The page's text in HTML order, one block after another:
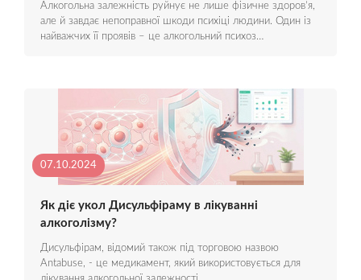
Алкогольна залежність руйнує не лише фізичне здоров’я,
але й завдає непоправної шкоди психіці людини. Один із
найважчих її проявів – це алкогольний психоз…
07.10.2024
Як діє укол Дисульфіраму в лікуванні
алкоголізму?
Дисульфірам, відомий також під торговою назвою
Antabuse, - це медикамент, який використовується для